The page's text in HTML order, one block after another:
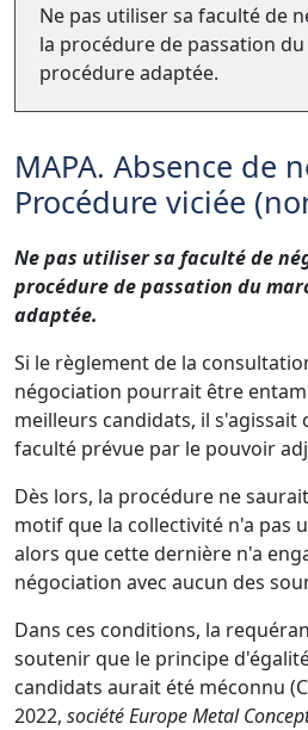
Ne pas utiliser sa faculté de
la procédure de passation
procédure adaptée.
MAPA. Absence de
Procédure viciée
Ne pas utiliser sa faculté de
procédure de passation du
adaptée.
Si le règlement de la
négociation pourrait être
meilleurs candidats, il
faculté prévue par le pouvoir
Dès lors, la procédure ne
motif que la collectivité n'a pas
alors que cette dernière n'a
négociation avec aucun des
Dans ces conditions, la
soutenir que le principe
candidats aurait été méconnu
2022, société Europe Metal